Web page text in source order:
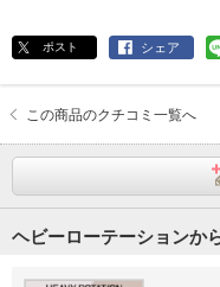
ポスト シェア
この商品のクチコミ一覧へ
ヘビーローテーションか